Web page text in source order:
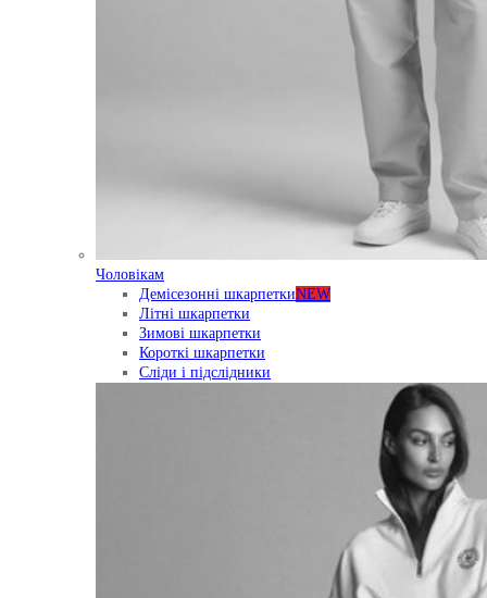
Чоловікам
Демісезонні шкарпеткиNEW
Літні шкарпетки
Зимові шкарпетки
Короткі шкарпетки
Сліди і підслідники